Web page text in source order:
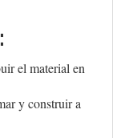
el material en
y construir a